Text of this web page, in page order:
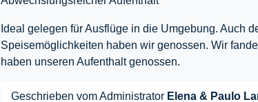
Ideal gelegen für Ausflüge in die Umgebung. Auch
Speisemöglichkeiten haben wir genossen. Wir
haben unseren Aufenthalt genossen.
Geschrieben vom Administrator Elena & Paulo